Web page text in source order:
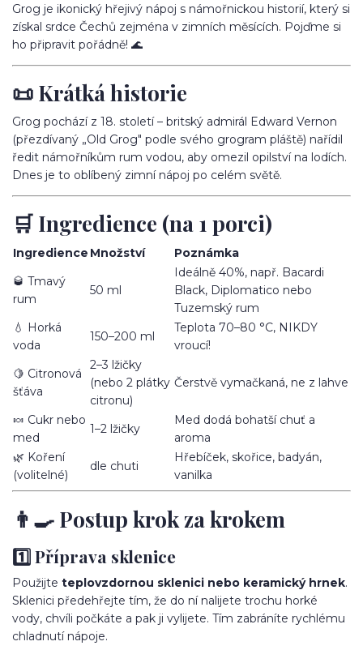
Grog je ikonický hřejivý nápoj s námořnickou historií, který si
získal srdce Čechů zejména v zimních měsících. Pojďme si
ho připravit pořádně! 🌊
📜 Krátká historie
Grog pochází z 18. století – britský admirál Edward Vernon
(přezdívaný „Old Grog" podle svého grogram pláště) nařídil
ředit námořníkům rum vodou, aby omezil opilství na lodích.
Dnes je to oblíbený zimní nápoj po celém světě.
🛒 Ingredience (na 1 porci)
Ingredience Množství
Poznámka
🥃 Tmavý
rum
50 ml
Ideálně 40%, např. Bacardi
Black, Diplomatico nebo
Tuzemský rum
💧 Horká
voda
150–200 ml
Teplota 70–80 °C, NIKDY
vroucí!
🍋 Citronová
šťáva
2–3 lžičky
(nebo 2 plátky
citronu)
Čerstvě vymačkaná, ne z lahve
🍬 Cukr nebo
med
1–2 lžičky
Med dodá bohatší chuť a
aroma
🌿 Koření
(volitelné)
dle chuti
Hřebíček, skořice, badyán,
vanilka
👨‍🍳 Postup krok za krokem
1️⃣ Příprava sklenice
Použijte teplovzdornou sklenici nebo keramický hrnek.
Sklenici předehřejte tím, že do ní nalijete trochu horké
vody, chvíli počkáte a pak ji vylijete. Tím zabráníte rychlému
chladnutí nápoje.